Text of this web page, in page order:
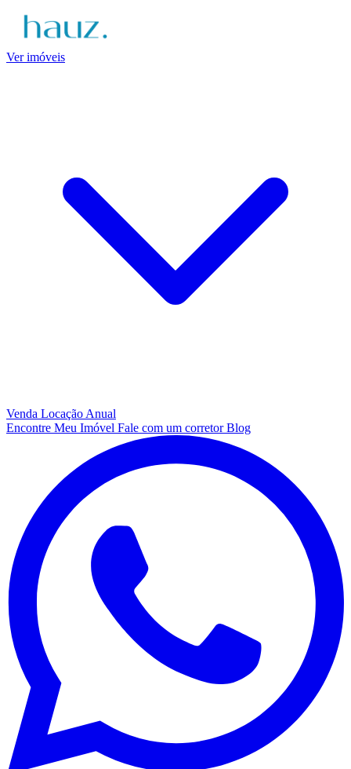
Ver imóveis
Venda Locação Anual
Encontre Meu Imóvel Fale com um corretorBlog